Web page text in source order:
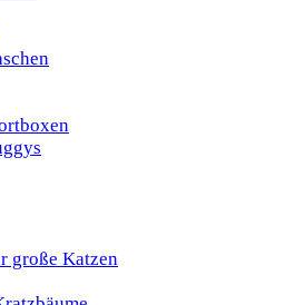
große Katzen